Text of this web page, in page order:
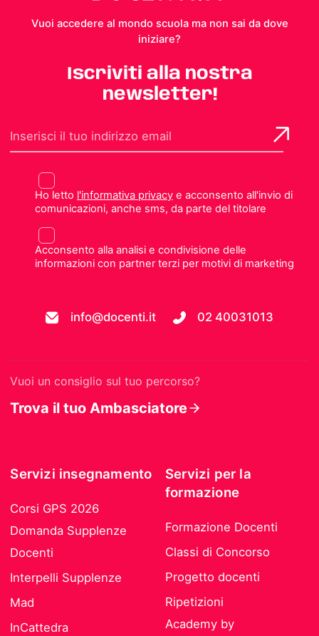
Vuoi accedere al mondo scuola ma non sai da dove
iniziare?
Iscriviti alla nostra
newsletter!
Ho letto l'informativa privacye acconsento all'invio di
comunicazioni, anche sms, da parte del titolare
Acconsento alla analisi e condivisione delle
informazioni con partner terzi per motivi di marketing
info@docenti.it 02 40031013
Vuoi un consiglio sul tuo percorso?
Trova il tuo Ambasciatore
Servizi insegnamento
Corsi GPS 2026
Domanda Supplenze
Docenti
Interpelli Supplenze
Mad
InCattedra
Servizi per la
formazione
Formazione Docenti
Classi di Concorso
Progetto docenti
Ripetizioni
Academy by